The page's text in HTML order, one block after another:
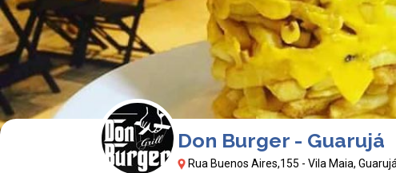
Don Burger - Guarujá
Rua Buenos Aires,155 - Vila Maia,